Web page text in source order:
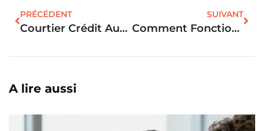
PRÉCÉDENT
Courtier Crédit Auto : Les Avantages Réels Face À La Banque Traditionnelle
SUIVANT
Comment Fonctionne Un Courtier Immobilier : Faut-Il Passer Par Le Courtier ?
A lire aussi